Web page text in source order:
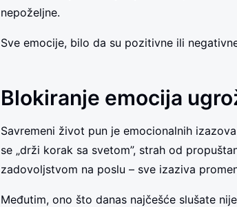
nepoželjne.
Sve emocije, bilo da su pozitivne ili
Blokiranje emocija
Savremeni život pun je emocionalnih
se „drži korak sa svetom”, strah od
zadovoljstvom na poslu – sve izaziva
Međutim, ono što danas najčešće slušate nije